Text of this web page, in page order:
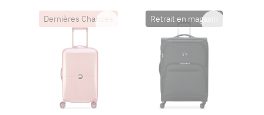
Dernières Chances Retrait en magasin